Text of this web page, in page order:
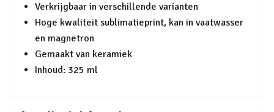
Verkrijgbaar in verschillende varianten
Hoge kwaliteit sublimatieprint, kan in vaatwasser
en magnetron
Gemaakt van keramiek
Inhoud: 325 ml